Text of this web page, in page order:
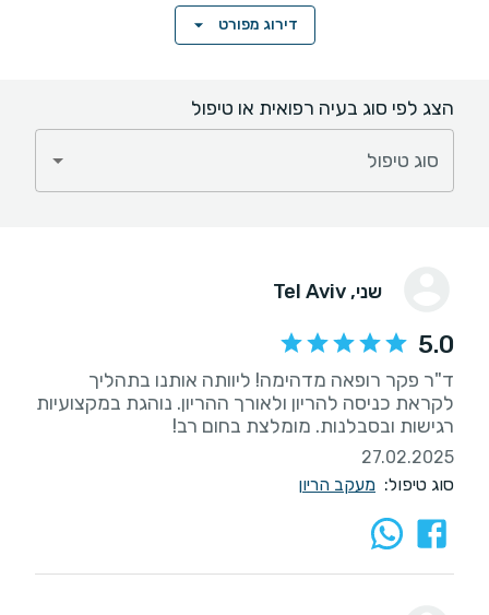
דירוג מפורט
הצג לפי סוג בעיה רפואית או טיפול
סוג טיפול
שני, Tel Aviv
5.0
ד"ר פקר רופאה מדהימה! ליוותה אותנו בתהליך
לקראת כניסה להריון ולאורך ההריון. נוהגת במקצועיות
רגישות ובסבלנות. מומלצת בחום רב!
27.02.2025
סוג טיפול: מעקב הריון